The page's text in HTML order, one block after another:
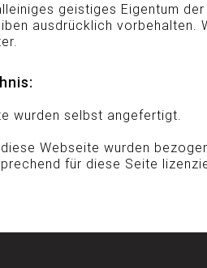
geistiges Eigentum
ausdrücklich vorbehalten.
wurden selbst angefertigt.
Webseite wurden
für diese Seite